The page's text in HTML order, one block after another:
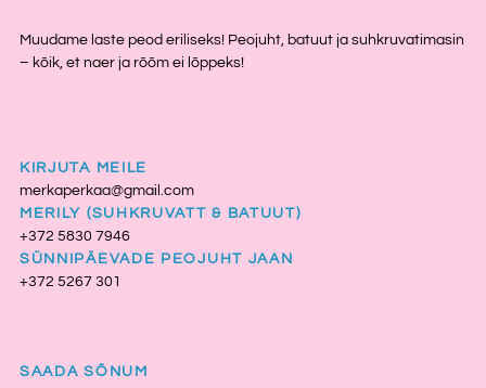
Muudame laste peod eriliseks! Peojuht, batuut ja suhkruvatimasin
– kõik, et naer ja rõõm ei lõppeks!
KIRJUTA MEILE
merkaperkaa@gmail.com
MERILY (SUHKRUVATT & BATUUT)
+372 5830 7946
SÜNNIPÄEVADE PEOJUHT JAAN
+372 5267 301
SAADA SÕNUM